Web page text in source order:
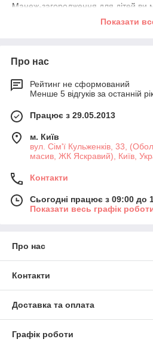
Манеж-загородження для дітей ви
безпосередньо у нас, абоПоказати
Про нас
Рейтинг не сформований
Менше 5 відгуків за останній
Працює з 29.05.2013
м. Київ
вул. Сім'ї Кульженків, 33,
масив, ЖК Яскравий), Київ,
Контакти
Сьогодні працює з 09:00 до
Показати весь графік
Про нас
Контакти
Доставка та оплата
Графік роботи